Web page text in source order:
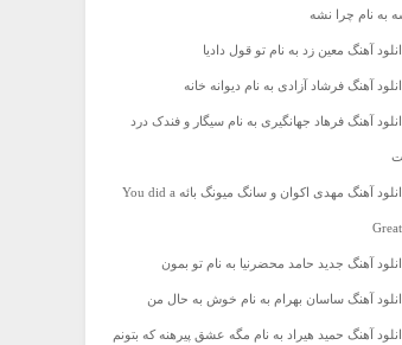
به نام چرا نشه
آهنگ معین زد به نام تو قول دادیا
آهنگ فرشاد آزادی به نام دیوانه خانه
آهنگ فرهاد جهانگیری به نام سیگار و فندک درد
دانلود آهنگ مهدی اکوان و سانگ میونگ بائه You did a
آهنگ جدید حامد محضرنیا به نام تو بمون
آهنگ ساسان بهرام به نام خوش به حال من
آهنگ حمید هیراد به نام مگه عشق پیرهنه که بتونم